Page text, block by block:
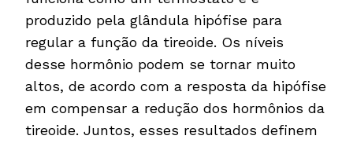
produzido pela glândula hipófise para
regular a função da tireoide. Os níveis
desse hormônio podem se tornar muito
altos, de acordo com a resposta da hipófise
em compensar a redução dos hormônios da
tireoide. Juntos, esses resultados definem